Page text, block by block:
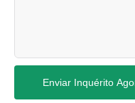
Enviar Inquérito